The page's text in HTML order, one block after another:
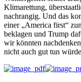
Klimarettung,
nachrangig. Und das
einer „America first“
beklagen und Trump
wir könnten
nicht auch gut tun